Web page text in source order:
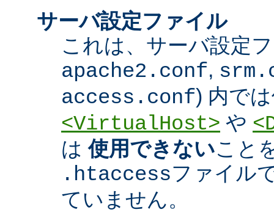
サーバ設定ファイル
これは、サーバ設定
apache2.conf,
access.conf) 内で
<VirtualHost> や
は使用できないこと
.htaccessファイル
ていません。